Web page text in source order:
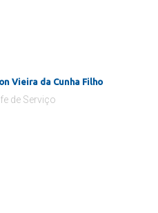
Vieira da Cunha Filho
de Serviço